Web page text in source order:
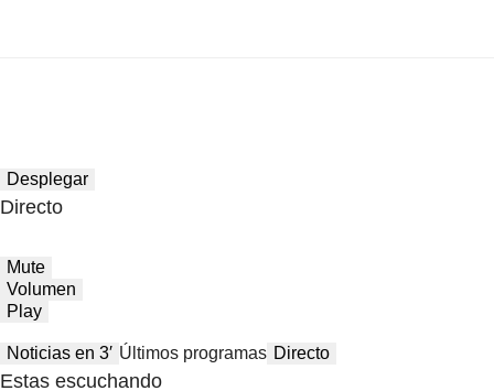
Desplegar
Directo
Mute
Volumen
Play
Noticias en 3′ Últimos programas Directo
Estas escuchando